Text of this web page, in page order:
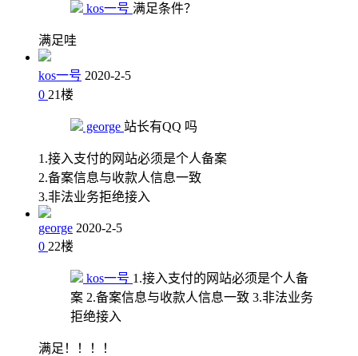
kos一号 满足条件？
满足哇
kos一号 2020-2-5
0 21楼
george 站长有QQ 吗
1.接入支付的网站必须是个人备案
2.备案信息与收款人信息一致
3.非法业务拒绝接入
george 2020-2-5
0 22楼
kos一号 1.接入支付的网站必须是个人备
案 2.备案信息与收款人信息一致 3.非法业务
拒绝接入
满足！！！！